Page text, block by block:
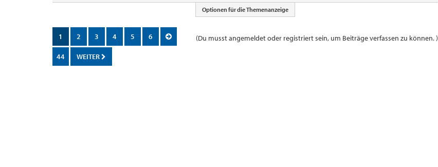
Optionen für die Themenanzeige
(Du musst angemeldet oder registriert sein, um Beiträge verfassen zu können. )
1 2 3 4 5 6
44 WEITER